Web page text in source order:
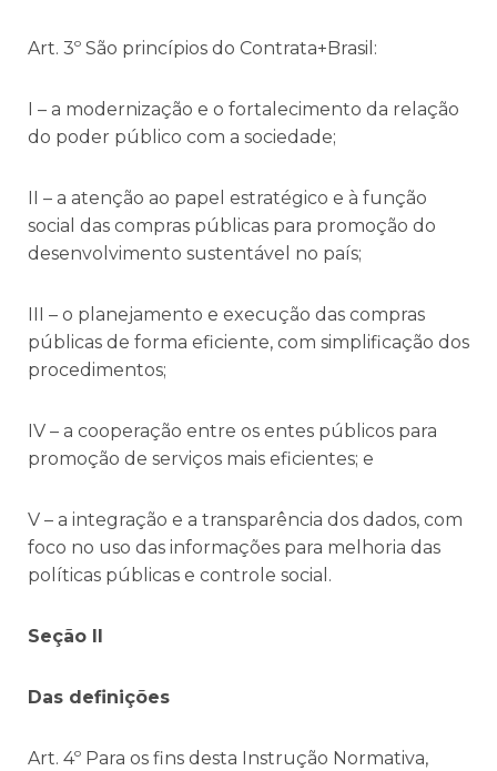
Art. 3º São princípios do Contrata+Brasil:
I – a modernização e o fortalecimento da relação
do poder público com a sociedade;
II – a atenção ao papel estratégico e à função
social das compras públicas para promoção do
desenvolvimento sustentável no país;
III – o planejamento e execução das compras
públicas de forma eficiente, com simplificação dos
procedimentos;
IV – a cooperação entre os entes públicos para
promoção de serviços mais eficientes; e
V – a integração e a transparência dos dados, com
foco no uso das informações para melhoria das
políticas públicas e controle social.
Seção II
Das definições
Art. 4º Para os fins desta Instrução Normativa,